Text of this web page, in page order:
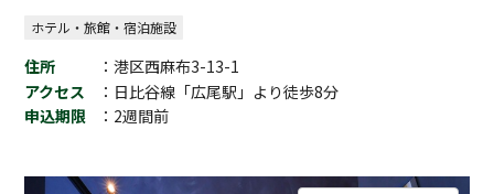
ホテル・旅館・宿泊施設
住所
：港区西麻布3-13-1
アクセス
：日比谷線「広尾駅」より徒歩8分
申込期限
：2週間前